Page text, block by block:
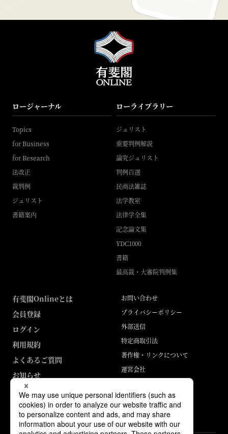
ロージャーナル
Topics
for Business
for Research
法改正
裁判例
ジュリスト
書籍案内
ローライブラリー
ジュリスト
重要判例解説
論究ジュリスト
判例百選
民商法雑誌
法学教室
法律学全集
記念論文集
YDC1000
書籍
最高裁・大審院判例集
有斐閣Onlineとは
会員登録
ログイン
利用規約
よくあるご質問
お知らせ
お問い合わせ
プライバシーポリシー
外部送信
特定商取引法
著作権・リンクについて
運営会社